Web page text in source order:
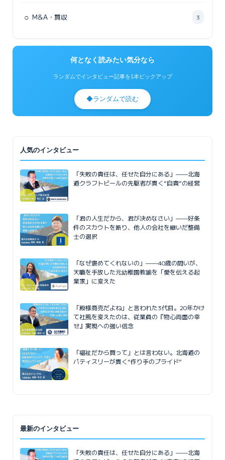
○ M&A・買収 3
何となく読みたい気分なら
ランダムでインタビュー記事を1本ピックアップ
◆ランダムで読む
人気のインタビュー
「失敗の責任は、任せた自分にある」——北海
道クラフトビールの先駆者が貫く”自責”の経営
「君の人生だから、君が決めなさい」——好条
件のスカウトを断り、他人の会社を継いだ整備
士の選択
「なぜ褒めてくれないの」——40歳の問いが、
天職を手放した元幼稚園教諭を「愛を伝える起
業家」に変えた
「殿様商売だよね」と言われた3代目。20年かけ
て社風を変えたのは、従業員の『物心両面の幸
せ』実現への強い信念
「福祉だから買って」とは言わない。北海道の
パティスリーが貫く“作り手のプライド”
最新のインタビュー
「失敗の責任は、任せた自分にある」——北海